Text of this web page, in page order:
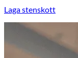
Laga stenskott